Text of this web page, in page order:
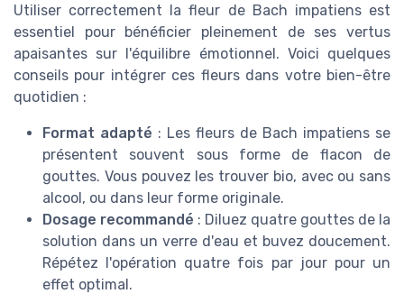
Utiliser correctement la fleur de Bach impatiens est
essentiel pour bénéficier pleinement de ses vertus
apaisantes sur l'équilibre émotionnel. Voici quelques
conseils pour intégrer ces fleurs dans votre bien-être
quotidien :
Format adapté : Les fleurs de Bach impatiens se
présentent souvent sous forme de flacon de
gouttes. Vous pouvez les trouver bio, avec ou sans
alcool, ou dans leur forme originale.
Dosage recommandé : Diluez quatre gouttes de la
solution dans un verre d'eau et buvez doucement.
Répétez l'opération quatre fois par jour pour un
effet optimal.